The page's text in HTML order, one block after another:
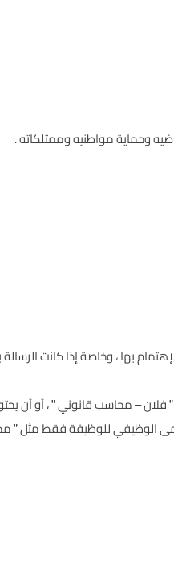
وحماية مواطنيه وممتلكاته .
بها ، وخاصة إذا كانت
– محاسب قانوني ” ، أو أن
الوظيفي للوظيفة فقط مثل ”